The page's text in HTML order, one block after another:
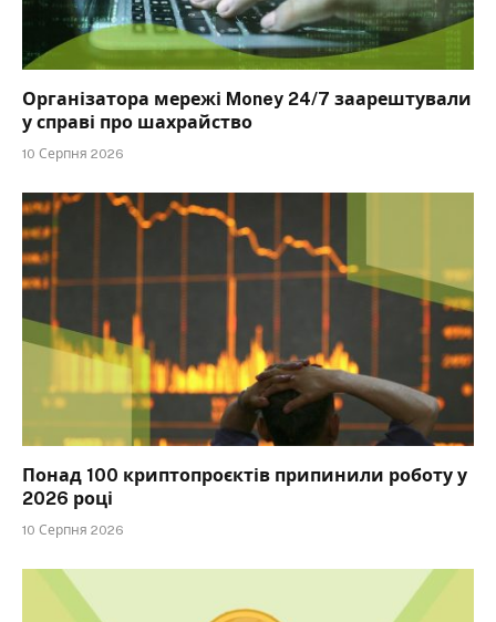
Організатора мережі Money 24/7 заарештували
у справі про шахрайство
10 Серпня 2026
Понад 100 криптопроєктів припинили роботу у
2026 році
10 Серпня 2026